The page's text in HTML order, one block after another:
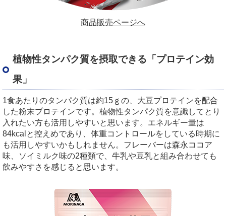
商品販売ページへ
植物性タンパク質を摂取できる「プロテイン効
果」
1食あたりのタンパク質は約15ｇの、大豆プロテインを配合
した粉末プロテインです。植物性タンパク質を意識してとり
入れたい方も活用しやすいと思います。エネルギー量は
84kcalと控えめであり、体重コントロールをしている時期に
も活用しやすいかもしれません。フレーバーは森永ココア
味、ソイミルク味の2種類で、牛乳や豆乳と組み合わせても
飲みやすさを感じると思います。